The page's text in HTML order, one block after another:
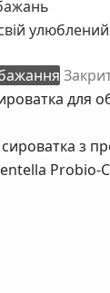
з
Probio-